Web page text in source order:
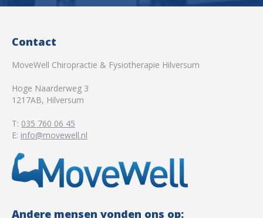
Contact
MoveWell Chiropractie & Fysiotherapie Hilversum
Hoge Naarderweg 3
1217AB, Hilversum
T: 035 760 06 45
E: info@movewell.nl
Andere mensen vonden ons op: